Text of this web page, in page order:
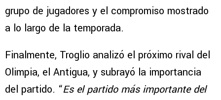
grupo de jugadores y el compromiso mostrado
a lo largo de la temporada.
Finalmente, Troglio analizó el próximo rival del
Olimpia, el Antigua, y subrayó la importancia
del partido. “Es el partido más importante del